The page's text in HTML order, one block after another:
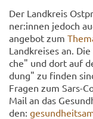
Der Land­kreis
ner:innen je­doch
an­ge­bot zum
Land­krei­ses an.
che" und dort auf
dung" zu fin­den
Fra­gen zum Sars-​
Mail an das
den: